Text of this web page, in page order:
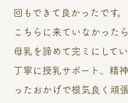
回もできて良かったです。
こちらに来ていなかった
母乳を諦めて完ミにして
丁寧に授乳サポート、精
ったおかげで根気良く頑